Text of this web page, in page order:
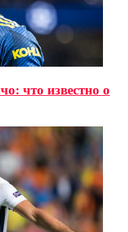
что известно о